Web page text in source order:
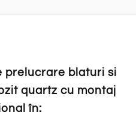
prelucrare blaturi si
quartz cu montaj
în: